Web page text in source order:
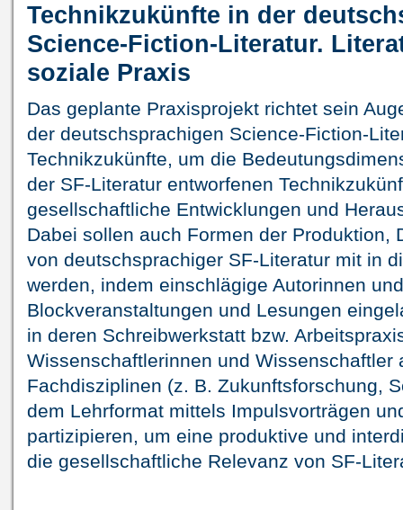
Technikzukünfte in der
Science-Fiction-Literatur.
soziale Praxis
Das geplante Praxisprojekt richtet sein
der deutschsprachigen Science-Fiction-
Technikzukünfte, um die
der SF-Literatur entworfenen
gesellschaftliche Entwicklungen und
Dabei sollen auch Formen der Produktion,
von deutschsprachiger SF-Literatur mit in
werden, indem einschlägige Autorinnen
Blockveranstaltungen und Lesungen
in deren Schreibwerkstatt bzw.
Wissenschaftlerinnen und Wissenschaftler
Fachdisziplinen (z. B. Zukunftsforschung,
dem Lehrformat mittels Impulsvorträgen
partizipieren, um eine produktive und
die gesellschaftliche Relevanz von SF-